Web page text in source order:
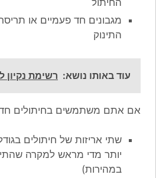
החיתול
מגבונים חד פעמיים או
התינוק
עוד באותו נושא: רשימת נקיון
אם אתם משתמשים בחיתולים חד
שתי אריזות של חיתולים
יותר מדי מראש למקרה
במהירות)